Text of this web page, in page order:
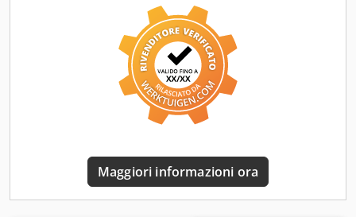
, altezza totale:98.400 mm
, Anno di produzione:
pneumatico anteriore:245 / 70 R 17,5 , Climatizzatore fisso,
la struttura è stata realizzata nel 2022! Zona giorno: TV,
piano cottura, lavello, frigorifero con vano congelatore,
divano in pelle con tavolo, vari armadietti,
climatizzatore/riscaldamento, doccia, WC, lavabo,
scaldabagno, inverter da 3000 Watt, autoradio
sopraelevata, vano di carico: 5 postazioni trasversali,
abbeveratoio, pavimento in gomma, rampe posteriori e
Maggiori informazioni ora